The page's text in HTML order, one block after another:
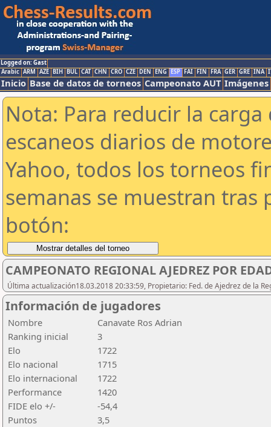
Logged on: Gast
Arabic ARM AZE BIH BUL CAT CHN CRO CZE DEN ENG ESP FAI FIN FRA GER GRE INA
Inicio Base de datos de torneos Campeonato AUT Imágenes
Nota: Para reducir la
escaneos diarios de
Yahoo, todos los torneos
semanas se muestran tras
botón:
CAMPEONATO REGIONAL AJEDREZ POR
Última actualización18.03.2018 20:33:59, Propietario: Fed. de Ajedrez de la
Información de jugadores
Nombre
Canavate Ros Adrian
Ranking inicial
3
Elo
1722
Elo nacional
1715
Elo internacional
1722
Performance
1420
FIDE elo +/-
-54,4
Puntos
3,5